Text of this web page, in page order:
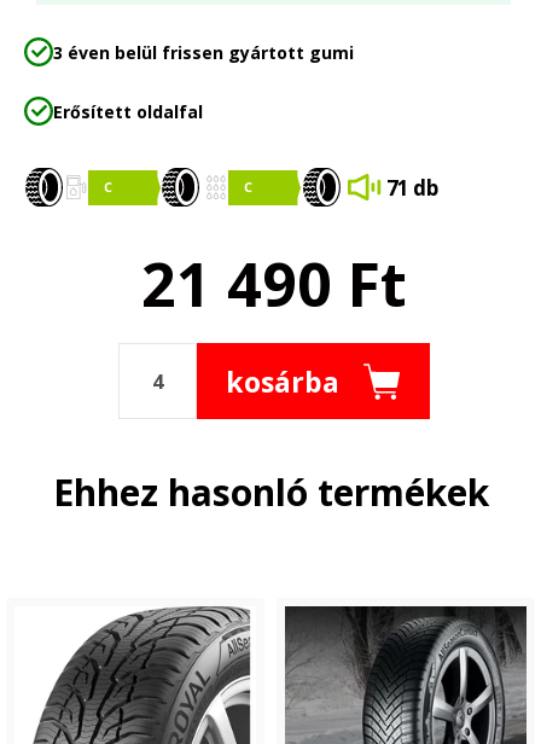
3 éven belül frissen gyártott gumi
Erősített oldalfal
71 db
21 490 Ft
kosárba
Ehhez hasonló termékek